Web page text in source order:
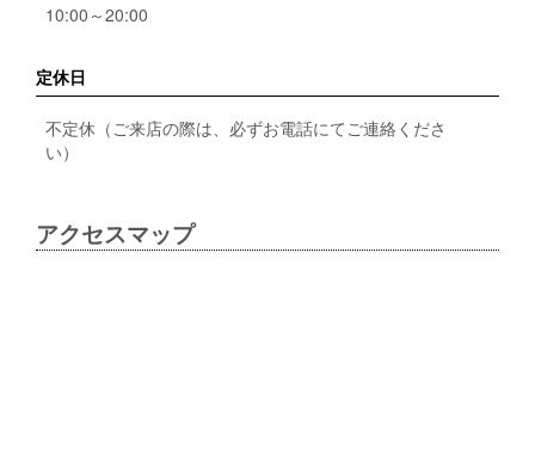
10:00～20:00
定休日
不定休（ご来店の際は、必ずお電話にてご連絡くださ
い）
アクセスマップ